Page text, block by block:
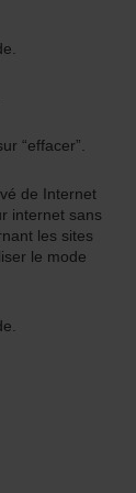
“effacer”.
de Internet
internet sans
les sites
le mode